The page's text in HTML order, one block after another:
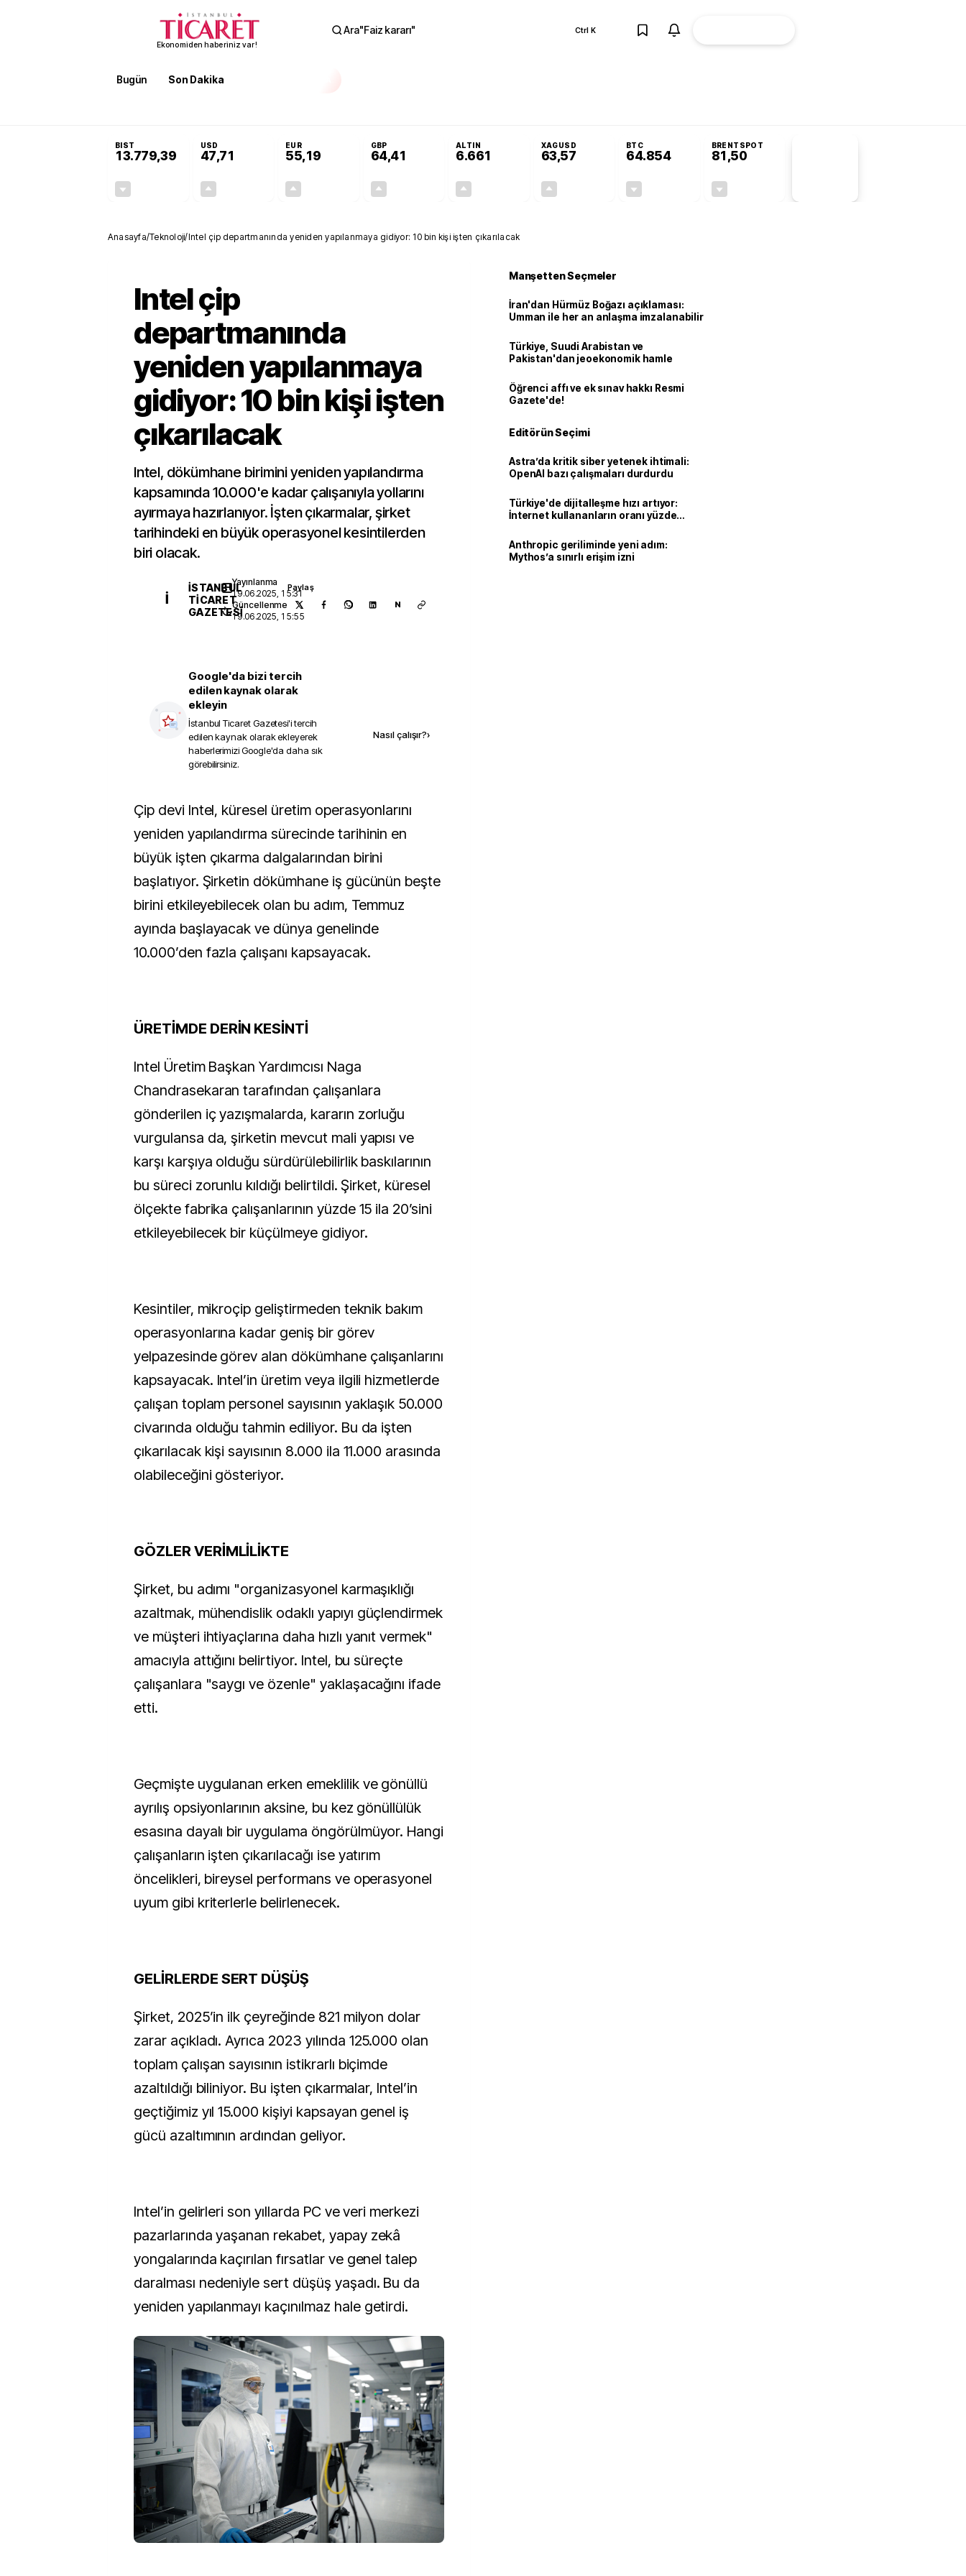
Ekonomiden haberiniz var!
Ara"Faiz kararı" Ctrl K
Bugün Son Dakika
BIST
13.779,39
USD
47,71
EUR
55,19
GBP
64,41
ALTIN
6.661
XAGUSD
63,57
BTC
64.854
BRENTSPOT
81,50
Anasayfa/Teknoloji/Intel çip departmanında yeniden yapılanmaya gidiyor: 10 bin kişi işten çıkarılacak
Intel çip
departmanında
yeniden yapılanmaya
gidiyor: 10 bin kişi işten
çıkarılacak
Intel, dökümhane birimini yeniden yapılandırma
kapsamında 10.000'e kadar çalışanıyla yollarını
ayırmaya hazırlanıyor. İşten çıkarmalar, şirket
tarihindeki en büyük operasyonel kesintilerden
biri olacak.
İ
İSTANBUL
TICARET
GAZETESI
Yayınlanma
19.06.2025, 15:31
Güncellenme
19.06.2025, 15:55
Paylaş
N
Google'da bizi tercih
edilen kaynak olarak
ekleyin
İstanbul Ticaret Gazetesi'i tercih
edilen kaynak olarak ekleyerek
haberlerimizi Google'da daha sık
görebilirsiniz.
Nasıl çalışır?›
Çip devi Intel, küresel üretim operasyonlarını
yeniden yapılandırma sürecinde tarihinin en
büyük işten çıkarma dalgalarından birini
başlatıyor. Şirketin dökümhane iş gücünün beşte
birini etkileyebilecek olan bu adım, Temmuz
ayında başlayacak ve dünya genelinde
10.000’den fazla çalışanı kapsayacak.
ÜRETİMDE DERİN KESİNTİ
Intel Üretim Başkan Yardımcısı Naga
Chandrasekaran tarafından çalışanlara
gönderilen iç yazışmalarda, kararın zorluğu
vurgulansa da, şirketin mevcut mali yapısı ve
karşı karşıya olduğu sürdürülebilirlik baskılarının
bu süreci zorunlu kıldığı belirtildi. Şirket, küresel
ölçekte fabrika çalışanlarının yüzde 15 ila 20’sini
etkileyebilecek bir küçülmeye gidiyor.
Kesintiler, mikroçip geliştirmeden teknik bakım
operasyonlarına kadar geniş bir görev
yelpazesinde görev alan dökümhane çalışanlarını
kapsayacak. Intel’in üretim veya ilgili hizmetlerde
çalışan toplam personel sayısının yaklaşık 50.000
civarında olduğu tahmin ediliyor. Bu da işten
çıkarılacak kişi sayısının 8.000 ila 11.000 arasında
olabileceğini gösteriyor.
GÖZLER VERİMLİLİKTE
Şirket, bu adımı "organizasyonel karmaşıklığı
azaltmak, mühendislik odaklı yapıyı güçlendirmek
ve müşteri ihtiyaçlarına daha hızlı yanıt vermek"
amacıyla attığını belirtiyor. Intel, bu süreçte
çalışanlara "saygı ve özenle" yaklaşacağını ifade
etti.
Geçmişte uygulanan erken emeklilik ve gönüllü
ayrılış opsiyonlarının aksine, bu kez gönüllülük
esasına dayalı bir uygulama öngörülmüyor. Hangi
çalışanların işten çıkarılacağı ise yatırım
öncelikleri, bireysel performans ve operasyonel
uyum gibi kriterlerle belirlenecek.
GELİRLERDE SERT DÜŞÜŞ
Şirket, 2025’in ilk çeyreğinde 821 milyon dolar
zarar açıkladı. Ayrıca 2023 yılında 125.000 olan
toplam çalışan sayısının istikrarlı biçimde
azaltıldığı biliniyor. Bu işten çıkarmalar, Intel’in
geçtiğimiz yıl 15.000 kişiyi kapsayan genel iş
gücü azaltımının ardından geliyor.
Intel’in gelirleri son yıllarda PC ve veri merkezi
pazarlarında yaşanan rekabet, yapay zekâ
yongalarında kaçırılan fırsatlar ve genel talep
daralması nedeniyle sert düşüş yaşadı. Bu da
yeniden yapılanmayı kaçınılmaz hale getirdi.
Manşetten Seçmeler
İran'dan Hürmüz Boğazı açıklaması:
Umman ile her an anlaşma imzalanabilir
Türkiye, Suudi Arabistan ve
Pakistan'dan jeoekonomik hamle
Öğrenci affı ve ek sınav hakkı Resmi
Gazete'de!
Editörün Seçimi
Astra’da kritik siber yetenek ihtimali:
OpenAI bazı çalışmaları durdurdu
Türkiye'de dijitalleşme hızı artıyor:
İnternet kullananların oranı yüzde
Anthropic geriliminde yeni adım:
Mythos’a sınırlı erişim izni